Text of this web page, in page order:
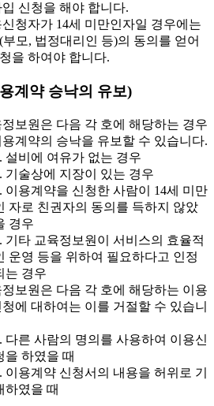
신청을 해야 합니다.
청자가 14세 미만인자일 경우에는
부모, 법정대리인 등)의 동의를 얻어
을 하여야 합니다.
계약 승낙의 유보)
보원은 다음 각 호에 해당하는 경우
계약의 승낙을 유보할 수 있습니다.
설비에 여유가 없는 경우
기술상에 지장이 있는 경우
이용계약을 신청한 사람이 14세 미만
자로 친권자의 동의를 득하지 않았
경우
기타 교육정보원이 서비스의 효율적
운영 등을 위하여 필요하다고 인정
는 경우
보원은 다음 각 호에 해당하는 이용
에 대하여는 이를 거절할 수 있습니
다른 사람의 명의를 사용하여 이용신
을 하였을 때
이용계약 신청서의 내용을 허위로 기
하였을 때